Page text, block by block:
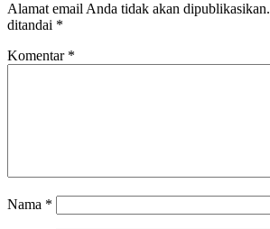
Alamat email Anda tidak akan dipublikasikan.
ditandai *
Komentar *
Nama *